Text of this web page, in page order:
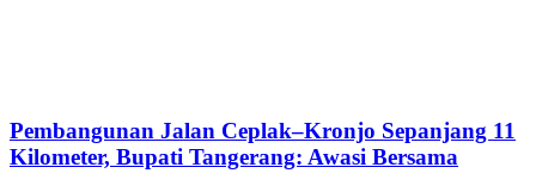
Pembangunan Jalan Ceplak–Kronjo Sepanjang 11
Kilometer, Bupati Tangerang: Awasi Bersama